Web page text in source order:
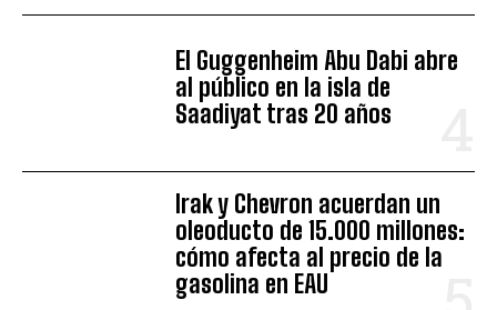
El Guggenheim Abu Dabi abre
al público en la isla de
Saadiyat tras 20 años
Irak y Chevron acuerdan un
oleoducto de 15.000 millones:
cómo afecta al precio de la
gasolina en EAU